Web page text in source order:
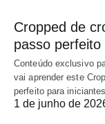
Cropped de
passo
Conteúdo exclusivo
vai aprender este
perfeito para
1 de junho de